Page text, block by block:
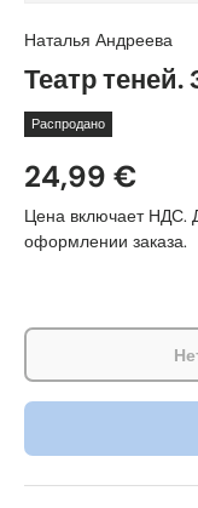
Наталья Андреева
Театр теней.
Распродано
24,99 €
Цена включает НДС.
оформлении заказа.